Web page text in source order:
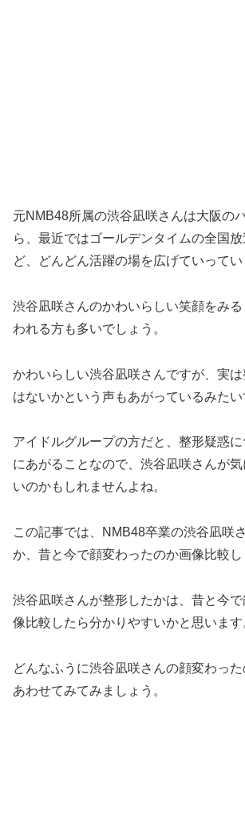
元NMB48所属の渋谷凪咲さんは大阪の
ら、最近ではゴールデンタイムの全国
ど、どんどん活躍の場を広げていってい
渋谷凪咲さんのかわいらしい笑顔をみ
われる方も多いでしょう。
かわいらしい渋谷凪咲さんですが、実
はないかという声もあがっているみたい
アイドルグループの方だと、整形疑惑
にあがることなので、渋谷凪咲さんが
いのかもしれませんよね。
この記事では、NMB48卒業の渋谷凪咲
か、昔と今で顔変わったのか画像比較し
渋谷凪咲さんが整形したかは、昔と今
像比較したら分かりやすいかと思います
どんなふうに渋谷凪咲さんの顔変わっ
あわせてみてみましょう。